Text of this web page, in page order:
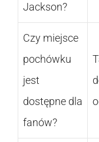
Jackson?
Czy miejsce
pochówku
jest
dostępne dla
fanów?